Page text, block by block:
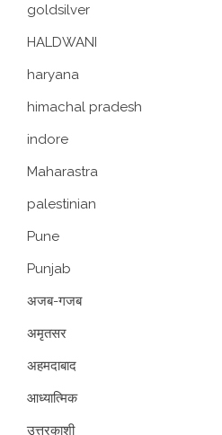
goldsilver
HALDWANI
haryana
himachal pradesh
indore
Maharastra
palestinian
Pune
Punjab
अजब-गजब
अमृतसर
अहमदाबाद
आध्यात्मिक
उत्तरकाशी